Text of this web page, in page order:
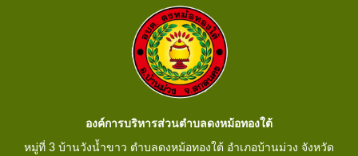
องค์การบริหารส่วนตำบลดงหม้อทองใต้
หมู่ที่ 3 บ้านวังน้ำขาว ตำบลดงหม้อทองใต้ อำเภอบ้านม่วง จังหวัด